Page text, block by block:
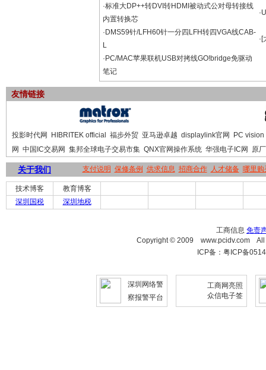
·标准大DP++转DVI转HDMI被动式公对母转接线
内置转换芯
·DMS59针/LFH60针一分四LFH转四VGA线CAB-
L
·PC/MAC苹果联机USB对拷线GO!bridge免驱动
笔记
友情链接
投影时代网 HIBRITEK official 福步外贸 亚马逊卓越 displaylink官网
PC vision
网 中国IC交易网 集邦全球电子交易市集 QNX官网操作系统 华强电子IC网 原
关于我们 支付说明 保修条例 供求信息 招商合作 人才储备 哪里购
技术博客
教育博客
深圳国税
深圳地税
工商信息 免责
Copyright © 2009 www.pcidv.com All
ICP备：粤ICP备
深圳网络警
察报警平台
工商网亮照
众信电子签